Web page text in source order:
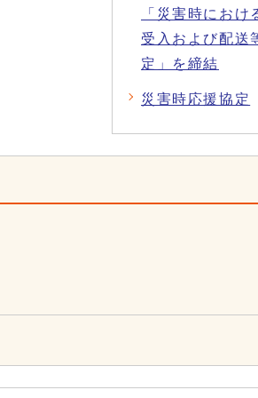
「災害時におけ
受入および配送
定」を締結
災害時応援協定